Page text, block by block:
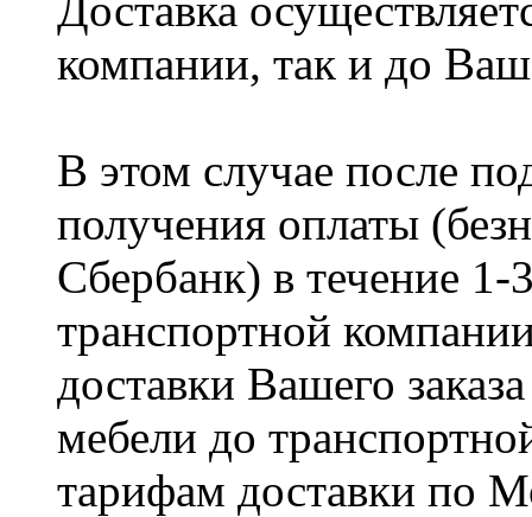
компании, так и до
В этом случае после
получения оплаты
Сбербанк) в течение
транспортной
доставки Вашего
мебели до
тарифам доставки по